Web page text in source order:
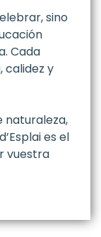
sino
Cada
calidez y
naturaleza,
es el
vuestra